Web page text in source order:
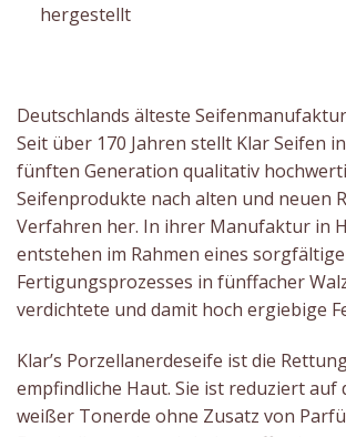
hergestellt
Deutschlands älteste
Seit über 170 Jahren stellt Klar Seifen
fünften Generation qualitativ
Seifenprodukte nach alten und neuen
Verfahren her. In ihrer Manufaktur in
entstehen im Rahmen eines
Fertigungsprozesses in fünffacher
verdichtete und damit hoch ergiebige
Klar’s Porzellanerdeseife ist die
empfindliche Haut. Sie ist reduziert auf
weißer Tonerde ohne Zusatz von